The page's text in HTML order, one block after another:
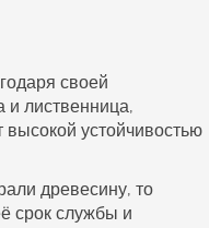
своей
и лиственница,
высокой устойчивостью
древесину, то
срок службы и